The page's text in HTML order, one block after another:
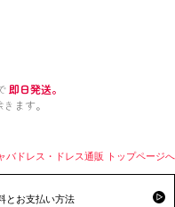
即日発送。
ます。
バドレス・ドレス通販 トップページへ
とお支払い方法